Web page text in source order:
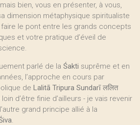
bien, vous en présenter, à vous,
dimension métaphysique spiritualiste
le pont entre les grands concepts
et votre pratique d’éveil de
parlé de la Śakti suprême et en
l’approche en cours par
de Lalitā Tripura Sundarīललित
loin d’être finie d’ailleurs - je vais revenir
grand principe allié à la
.